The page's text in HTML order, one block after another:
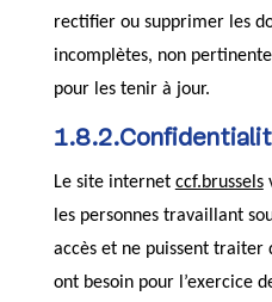
rectifier ou supprimer les
incomplètes, non
pour les tenir à jour.
Le site internet ccf.brussels
les personnes travaillant
accès et ne puissent traiter
ont besoin pour l’exercice